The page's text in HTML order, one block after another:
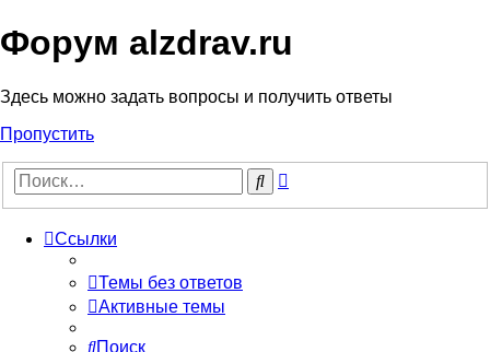
Форум alzdrav.ru
Здесь можно задать вопросы и получить ответы
Пропустить
Поиск
Ссылки
Темы без ответов
Активные темы
Поиск